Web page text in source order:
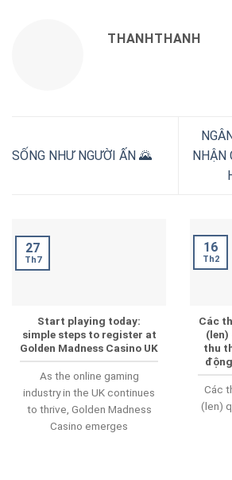
THANHTHANH
SỐNG NHƯ NGƯỜI ẤN 🌄
NHẬN
Start playing today:
simple steps to register at
Golden Madness Casino UK
As the online gaming
industry in the UK continues
to thrive, Golden Madness
Casino emerges
27
Th7
Các
(len)
thu
Các
(len)
16
Th2